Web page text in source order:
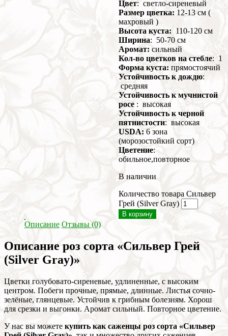
Цвет: светло-сиреневый
Размер цветка: 12-13 см (
махровый )
Высота куста: 110-120 см
Ширина: 50-70 см
Аромат: сильный
Кол-во цветков на стебле: 1
Форма куста: прямостоячий
Устойчивость к дождю:
средняя
Устойчивость к мучнистой
росе: высокая
Устойчивость к черной
пятнистости: высокая
USDA: 6 зона
(морозостойкий сорт)
Цветение:
обильное,повторное
В наличии
Количество товара Сильвер
Грей (Silver Gray)
В корзину
Описание Отзывы (0)
Описание роз сорта «Сильвер Грей
(Silver Gray)»
Цветки голубовато-сиреневые, удлиненные, с высоким
центром. Побеги прочные, прямые, длинные. Листья сочно-
зелёные, глянцевые. Устойчив к грибным болезням. Хорош
для срезки и выгонки. Аромат сильный. Повторное цветение.
У нас вы можете купить как саженцы роз сорта «Сильвер